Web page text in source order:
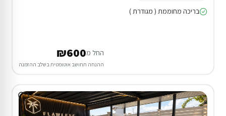
בריכה מחוממת ( מגודרת )
החל מ₪600
ההנחה תחושב אוטומטית בשלב ההזמנה